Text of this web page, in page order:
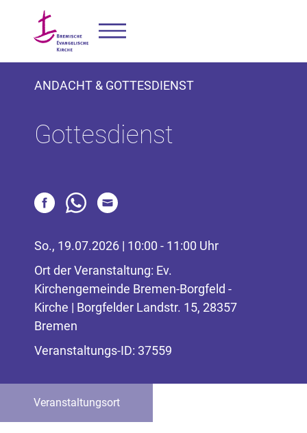
ANDACHT & GOTTESDIENST
Gottesdienst
So., 19.07.2026 | 10:00 - 11:00 Uhr
Ort der Veranstaltung: Ev.
Kirchengemeinde Bremen-Borgfeld -
Kirche | Borgfelder Landstr. 15, 28357
Bremen
Veranstaltungs-ID: 37559
Veranstaltungsort